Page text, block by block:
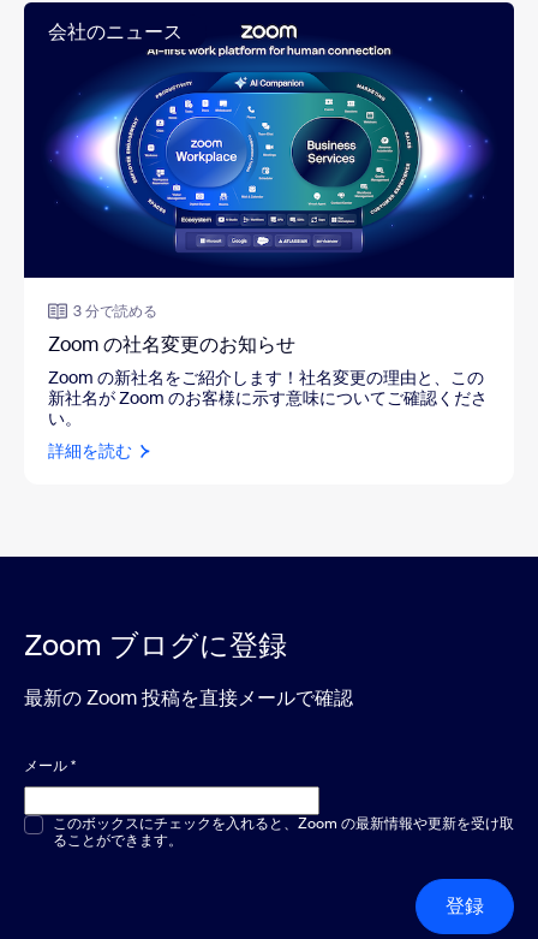
会社のニュース
3 分で読める
Zoom の社名変更のお知らせ
Zoom の新社名をご紹介します！社名変更の理由と、この
新社名が Zoom のお客様に示す意味についてご確認くださ
い。
詳細を読む
Zoom ブログに登録
最新の Zoom 投稿を直接メールで確認
メール*
複数選択または単一選択*
このボックスにチェックを入れると、Zoom の最新情報や更新を受け取
ることができます。
登録